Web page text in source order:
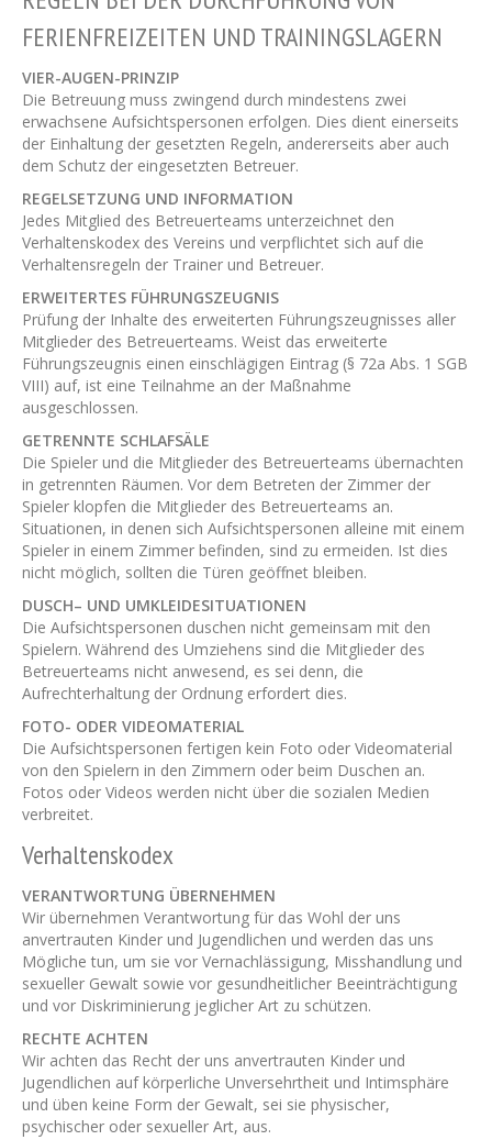
FERIENFREIZEITEN UND TRAININGSLAGERN
VIER-AUGEN-PRINZIP
Die Betreuung muss zwingend durch mindestens zwei
erwachsene Aufsichtspersonen erfolgen. Dies dient einerseits
der Einhaltung der gesetzten Regeln, andererseits aber auch
dem Schutz der eingesetzten Betreuer.
REGELSETZUNG UND INFORMATION
Jedes Mitglied des Betreuerteams unterzeichnet den
Verhaltenskodex des Vereins und verpflichtet sich auf die
Verhaltensregeln der Trainer und Betreuer.
ERWEITERTES FÜHRUNGSZEUGNIS
Prüfung der Inhalte des erweiterten Führungszeugnisses aller
Mitglieder des Betreuerteams. Weist das erweiterte
Führungszeugnis einen einschlägigen Eintrag (§ 72a Abs. 1 SGB
VIII) auf, ist eine Teilnahme an der Maßnahme
ausgeschlossen.
GETRENNTE SCHLAFSÄLE
Die Spieler und die Mitglieder des Betreuerteams übernachten
in getrennten Räumen. Vor dem Betreten der Zimmer der
Spieler klopfen die Mitglieder des Betreuerteams an.
Situationen, in denen sich Aufsichtspersonen alleine mit einem
Spieler in einem Zimmer befinden, sind zu ermeiden. Ist dies
nicht möglich, sollten die Türen geöffnet bleiben.
DUSCH– UND UMKLEIDESITUATIONEN
Die Aufsichtspersonen duschen nicht gemeinsam mit den
Spielern. Während des Umziehens sind die Mitglieder des
Betreuerteams nicht anwesend, es sei denn, die
Aufrechterhaltung der Ordnung erfordert dies.
FOTO- ODER VIDEOMATERIAL
Die Aufsichtspersonen fertigen kein Foto oder Videomaterial
von den Spielern in den Zimmern oder beim Duschen an.
Fotos oder Videos werden nicht über die sozialen Medien
verbreitet.
Verhaltenskodex
VERANTWORTUNG ÜBERNEHMEN
Wir übernehmen Verantwortung für das Wohl der uns
anvertrauten Kinder und Jugendlichen und werden das uns
Mögliche tun, um sie vor Vernachlässigung, Misshandlung und
sexueller Gewalt sowie vor gesundheitlicher Beeinträchtigung
und vor Diskriminierung jeglicher Art zu schützen.
RECHTE ACHTEN
Wir achten das Recht der uns anvertrauten Kinder und
Jugendlichen auf körperliche Unversehrtheit und Intimsphäre
und üben keine Form der Gewalt, sei sie physischer,
psychischer oder sexueller Art, aus.